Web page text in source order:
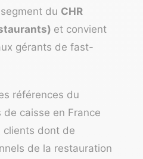
du CHR
et convient
gérants de fast-
références du
caisse en France
clients dont de
de la restauration